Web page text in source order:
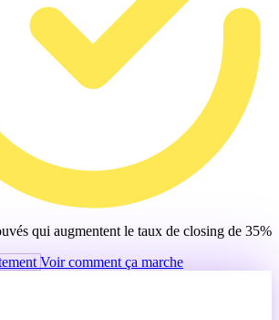
qui augmentent le taux de closing de 35%
Voir comment ça marche